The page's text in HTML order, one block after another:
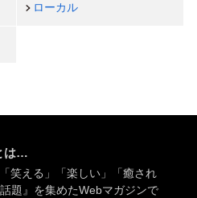
ローカル
は…
笑える」「楽しい」「癒され
題』を集めたWebマガジンで